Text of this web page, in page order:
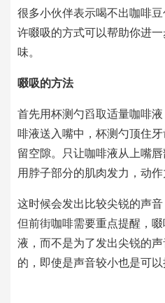
很多小伙伴表示喝不出咖啡
许啜吸的方式可以帮助你进
味。
啜吸的方法
首先用杯测勺舀取适量咖啡
啡液送入嘴中， 杯测勺顶住
留空隙。
只让咖啡液从上嘴
用脖子部分的肌肉发力，动作
这时候会发出比较尖锐的声音
但前街咖啡需要重点提醒，
液，而不是为了发出尖锐的
的，即使是声音较小也是可以